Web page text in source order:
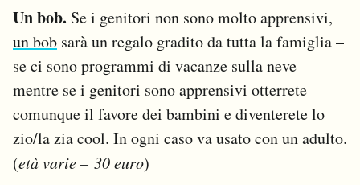
Un bob. Se i genitori non sono molto apprensivi,
un bob sarà un regalo gradito da tutta la famiglia –
se ci sono programmi di vacanze sulla neve –
mentre se i genitori sono apprensivi otterrete
comunque il favore dei bambini e diventerete lo
zio/la zia cool. In ogni caso va usato con un adulto.
(età varie – 30 euro)